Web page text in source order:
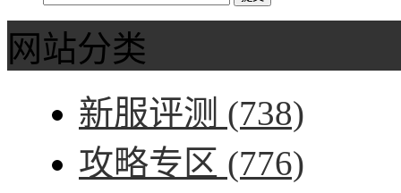
网站分类
新服评测 (738)
攻略专区 (776)